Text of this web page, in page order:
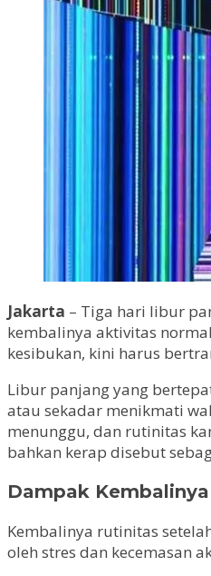
Jakarta – Tiga hari libur
kembalinya aktivitas
kesibukan, kini harus
Libur panjang yang
atau sekadar menikmati
menunggu, dan rutinitas
bahkan kerap disebut
Dampak
Kembalinya rutinitas
oleh stres dan kecemasan